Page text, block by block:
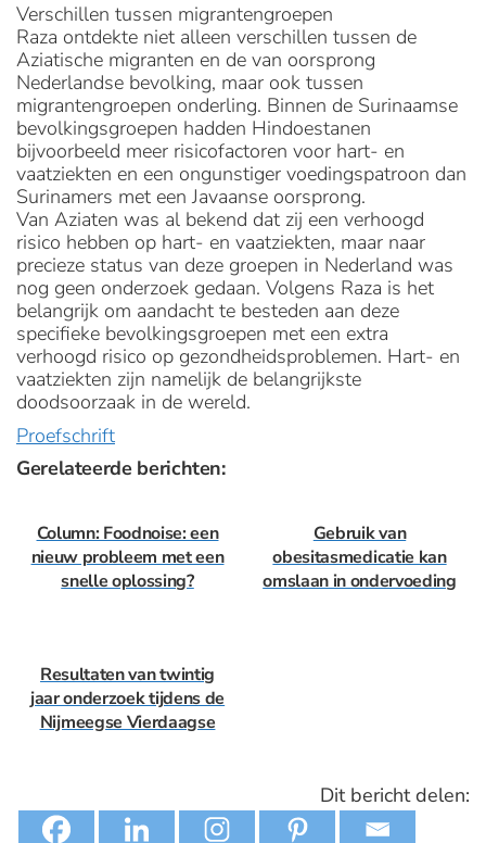
Verschillen tussen migrantengroepen
Raza ontdekte niet alleen verschillen tussen de
Aziatische migranten en de van oorsprong
Nederlandse bevolking, maar ook tussen
migrantengroepen onderling. Binnen de Surinaamse
bevolkingsgroepen hadden Hindoestanen
bijvoorbeeld meer risicofactoren voor hart- en
vaatziekten en een ongunstiger voedingspatroon dan
Surinamers met een Javaanse oorsprong.
Van Aziaten was al bekend dat zij een verhoogd
risico hebben op hart- en vaatziekten, maar naar
precieze status van deze groepen in Nederland was
nog geen onderzoek gedaan. Volgens Raza is het
belangrijk om aandacht te besteden aan deze
specifieke bevolkingsgroepen met een extra
verhoogd risico op gezondheidsproblemen. Hart- en
vaatziekten zijn namelijk de belangrijkste
doodsoorzaak in de wereld.
Proefschrift
Gerelateerde berichten:
Column: Foodnoise: een
nieuw probleem met een
snelle oplossing?
Gebruik van
obesitasmedicatie kan
omslaan in ondervoeding
Resultaten van twintig
jaar onderzoek tijdens de
Nijmeegse Vierdaagse
Dit bericht delen: